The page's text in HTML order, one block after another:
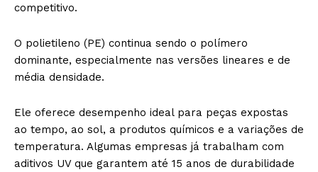
competitivo.
O polietileno (PE) continua sendo o polímero
dominante, especialmente nas versões lineares e de
média densidade.
Ele oferece desempenho ideal para peças expostas
ao tempo, ao sol, a produtos químicos e a variações de
temperatura. Algumas empresas já trabalham com
aditivos UV que garantem até 15 anos de durabilidade